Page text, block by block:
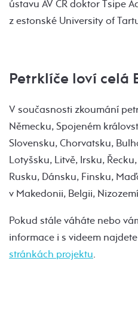
ústavu AV ČR doktor Tsipe
z estonské University of
Petrklíče loví celá
V současnosti zkoumání
Německu, Spojeném
Slovensku, Chorvatsku,
Lotyšsku, Litvě, Irsku,
Rusku, Dánsku, Finsku,
v Makedonii, Belgii,
Pokud stále váháte nebo
informace i s videem
stránkách projektu.